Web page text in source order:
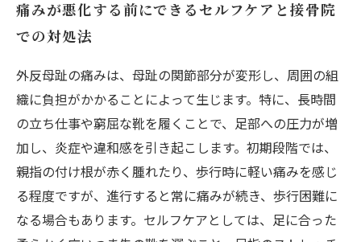
痛みが悪化する前にできるセルフケアと接骨院
での対処法
外反母趾の痛みは、母趾の関節部分が変形し、周囲の組
織に負担がかかることによって生じます。特に、長時間
の立ち仕事や窮屈な靴を履くことで、足部への圧力が増
加し、炎症や違和感を引き起こします。初期段階では、
親指の付け根が赤く腫れたり、歩行時に軽い痛みを感じ
る程度ですが、進行すると常に痛みが続き、歩行困難に
なる場合もあります。セルフケアとしては、足に合った